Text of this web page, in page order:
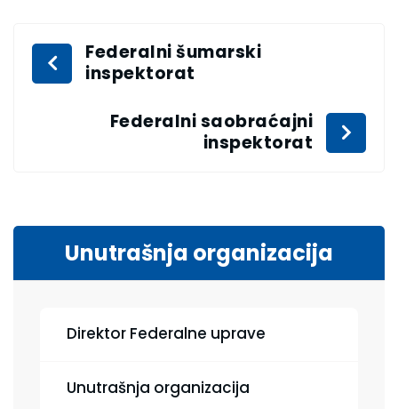
Federalni šumarski
inspektorat
Federalni saobraćajni
inspektorat
Unutrašnja organizacija
Direktor Federalne uprave
Unutrašnja organizacija